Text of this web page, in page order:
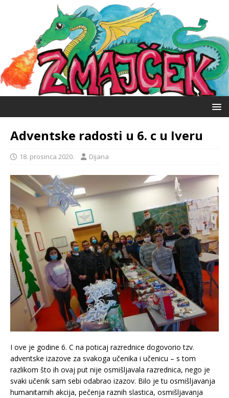
Adventske radosti u 6. c u Iveru
18. prosinca 2020. Dijana
I ove je godine 6. C na poticaj razrednice dogovorio tzv.
adventske izazove za svakoga učenika i učenicu – s tom
razlikom što ih ovaj put nije osmišljavala razrednica, nego je
svaki učenik sam sebi odabrao izazov. Bilo je tu osmišljavanja
humanitarnih akcija, pečenja raznih slastica, osmišljavanja